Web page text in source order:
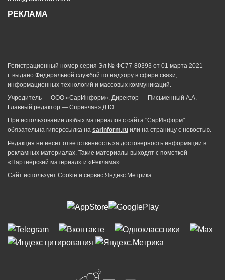
РЕКЛАМА
Регистрационный номер серия Эл № ФС77-80393 от 01 марта 2021
г. выдано Федеральной службой по надзору в сфере связи,
информационных технологий и массовых коммуникаций.
Учредитель — ООО «СарИнформ». Директор — Письменный А.А.
Главный редактор — Спринчанэ Д.Ю.
При использовании любых материалов с сайта "СарИнформ"
обязательна гиперссылка на sarinform.ru или на страницу с новостью.
Редакция не несет ответственность за достоверность информации в
рекламных материалах. Такие материалы выходят с пометкой
«Партнёрский материал» и «Реклама».
Сайт использует Cookie и сервиc Яндекс.Метрика